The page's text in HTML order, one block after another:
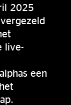
2025
live-
een